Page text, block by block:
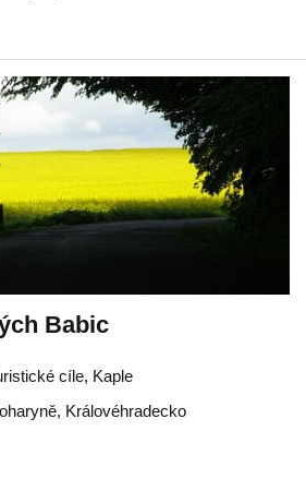
Babic
cíle, Kaple
, Královéhradecko